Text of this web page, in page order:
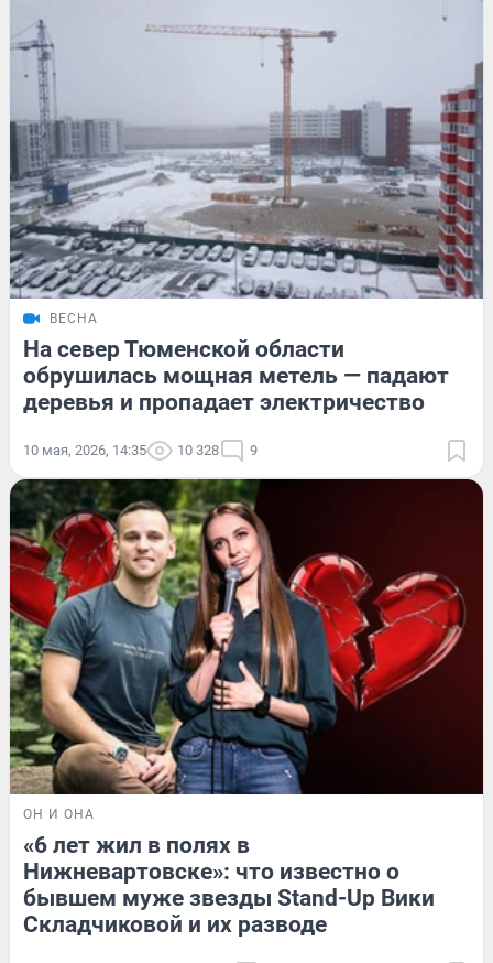
ВЕСНА
На север Тюменской области
обрушилась мощная метель — падают
деревья и пропадает электричество
10 мая, 2026, 14:35 10 328 9
ОН И ОНА
«6 лет жил в полях в
Нижневартовске»: что известно о
бывшем муже звезды Stand-Up Вики
Складчиковой и их разводе